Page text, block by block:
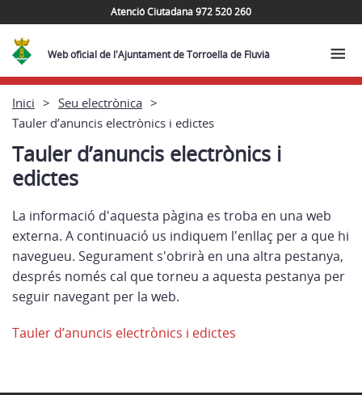
Atenció Ciutadana 972 520 260
Web oficial de l'Ajuntament de Torroella de Fluvià
Inici
Seu electrònica
Tauler d’anuncis electrònics i edictes
Tauler d’anuncis electrònics i
edictes
La informació d'aquesta pàgina es troba en una web
externa. A continuació us indiquem l'enllaç per a que hi
navegueu. Segurament s'obrirà en una altra pestanya,
després només cal que torneu a aquesta pestanya per
seguir navegant per la web.
Tauler d’anuncis electrònics i edictes